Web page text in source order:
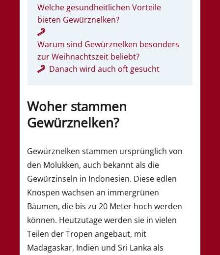
Welche gesundheitlichen Vorteile
bieten Gewürznelken?
Warum sind Gewürznelken besonders
zur Weihnachtszeit beliebt?
Danach wird auch oft gesucht
Woher stammen
Gewürznelken?
Gewürznelken stammen ursprünglich von
den Molukken, auch bekannt als die
Gewürzinseln in Indonesien. Diese edlen
Knospen wachsen an immergrünen
Bäumen, die bis zu 20 Meter hoch werden
können. Heutzutage werden sie in vielen
Teilen der Tropen angebaut, mit
Madagaskar, Indien und Sri Lanka als